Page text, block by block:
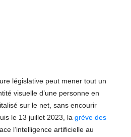
législative peut mener tout un
visuelle d’une personne en
sur le net, sans encourir
le 13 juillet 2023, la grève des
l’intelligence artificielle au